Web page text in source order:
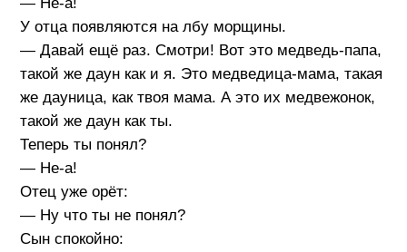
У отца появляются на лбу морщины.
— Давай ещё раз. Смотри! Вот это медведь-папа,
такой же даун как и я. Это медведица-мама, такая
же дауница, как твоя мама. А это их медвежонок,
такой же даун как ты.
Теперь ты понял?
— Не-а!
Отец уже орёт:
— Ну что ты не понял?
Сын спокойно: